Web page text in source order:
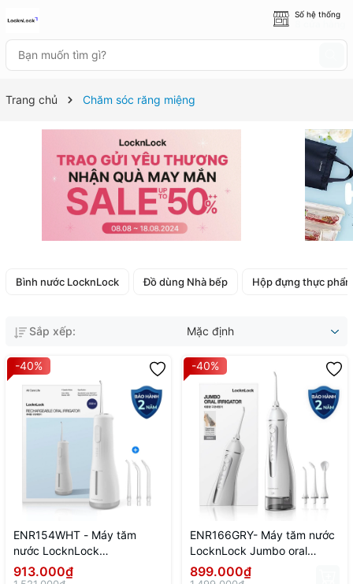
Số hệ thống
Trang chủ Chăm sóc răng miệng
Bình nước LocknLock Đồ dùng Nhà bếp Hộp đựng thực phẩm
Sắp xếp: Mặc định
-40%
ENR154WHT - Máy tăm
nước LocknLock
Rechargeable oral irrigator
913.000₫
-40%
ENR166GRY- Máy tăm nước
LocknLock Jumbo oral
irrigator 300ml - Màu xám
899.000₫